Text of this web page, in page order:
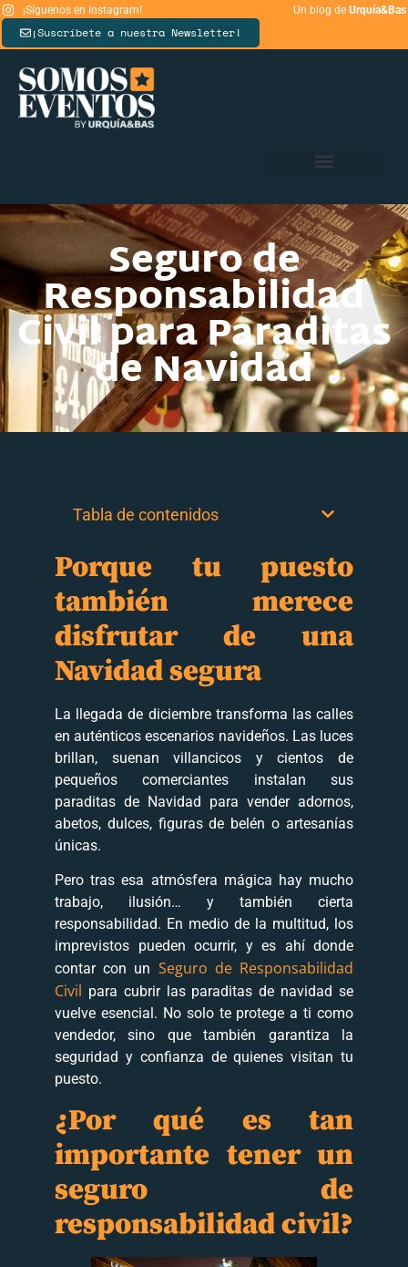
¡Síguenos en Instagram! Un blog de Urquía&Bas
¡Suscríbete a nuestra Newsletter!
Seguro de
Responsabilidad
Civil para Paraditas
de Navidad
Tabla de contenidos
Porque tu puesto
también merece
disfrutar de una
Navidad segura
La llegada de diciembre transforma las calles
en auténticos escenarios navideños. Las luces
brillan, suenan villancicos y cientos de
pequeños comerciantes instalan sus
paraditas de Navidad para vender adornos,
abetos, dulces, figuras de belén o artesanías
únicas.
Pero tras esa atmósfera mágica hay mucho
trabajo, ilusión… y también cierta
responsabilidad. En medio de la multitud, los
imprevistos pueden ocurrir, y es ahí donde
contar con un Seguro de Responsabilidad
Civil para cubrir las paraditas de navidad se
vuelve esencial. No solo te protege a ti como
vendedor, sino que también garantiza la
seguridad y confianza de quienes visitan tu
puesto.
¿Por qué es tan
importante tener un
seguro de
responsabilidad civil?